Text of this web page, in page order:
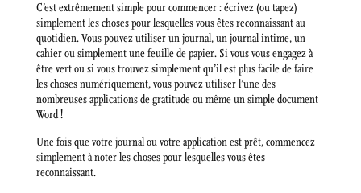
C’est extrêmement simple pour commencer : écrivez (ou tapez)
simplement les choses pour lesquelles vous êtes reconnaissant au
quotidien. Vous pouvez utiliser un journal, un journal intime, un
cahier ou simplement une feuille de papier. Si vous vous engagez à
être vert ou si vous trouvez simplement qu’il est plus facile de faire
les choses numériquement, vous pouvez utiliser l’une des
nombreuses applications de gratitude ou même un simple document
Word !
Une fois que votre journal ou votre application est prêt, commencez
simplement à noter les choses pour lesquelles vous êtes
reconnaissant.